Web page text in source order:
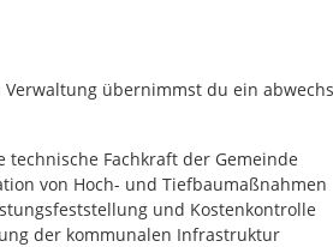
übernimmst du ein
technische Fachkraft der Gemeinde
von Hoch- und Tiefbaumaßnahmen
und Kostenkontrolle
der kommunalen Infrastruktur